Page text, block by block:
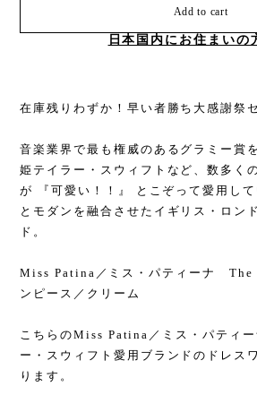
Add to cart
日本国内にお住まいの
在庫残りわずか！早い者勝ち大感謝祭
音楽業界で最も権威のあるグラミー賞
姫テイラー・スウィフトなど、数多く
が 『可愛い！！』 とこぞって愛用し
とモダンを融合させたイギリス・ロン
ド。
Miss Patina／ミス・パティーナ The
ンピース／クリーム
こちらのMiss Patina／ミス・パティー
ー・スウィフト愛用ブランドのドレス
ります。